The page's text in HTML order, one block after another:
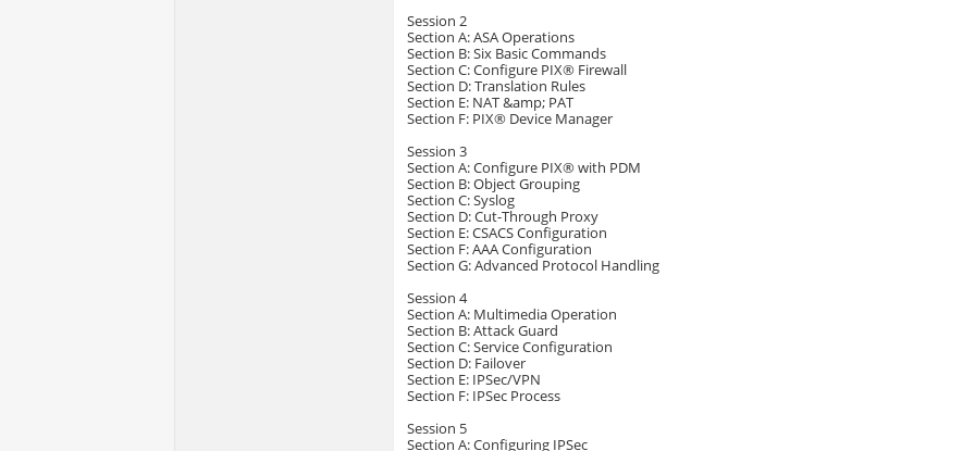
Session 2
Section A: ASA Operations
Section B: Six Basic Commands
Section C: Configure PIX® Firewall
Section D: Translation Rules
Section E: NAT &amp; PAT
Section F: PIX® Device Manager
Session 3
Section A: Configure PIX® with PDM
Section B: Object Grouping
Section C: Syslog
Section D: Cut-Through Proxy
Section E: CSACS Configuration
Section F: AAA Configuration
Section G: Advanced Protocol Handling
Session 4
Section A: Multimedia Operation
Section B: Attack Guard
Section C: Service Configuration
Section D: Failover
Section E: IPSec/VPN
Section F: IPSec Process
Session 5
Section A: Configuring IPSec